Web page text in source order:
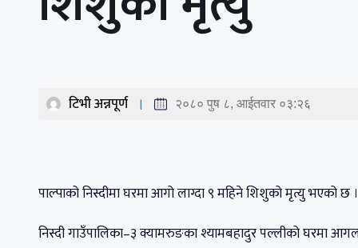
टिभी अन्नपूर्ण २०८० पुष ८, आईतवार ०३:२६
पाल्पाको निस्दीमा घरमा आगो लाग्दा ९ महिने शिशुको मृत्यु भएको छ ।
निस्दी गाउँपालिका–३ क्यामरुङका श्यामबहादुर पल्लीको घरमा